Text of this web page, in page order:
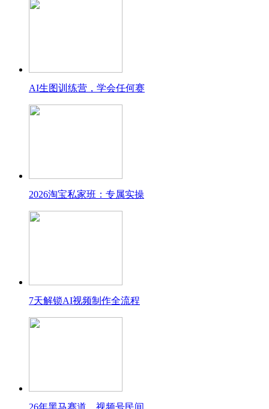
AI生图训练营，学会任何赛
2026淘宝私家班：专属实操
7天解锁AI视频制作全流程
26年黑马赛道，视频号民间